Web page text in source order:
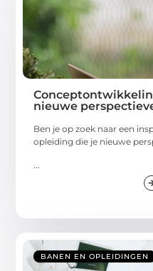
nieuwe
Ben je op zoek naar een
opleiding die je nieuwe
BANEN EN OPLEIDINGEN